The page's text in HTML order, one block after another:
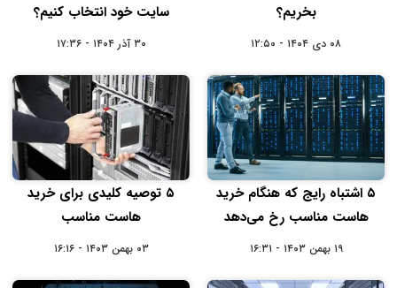
بخریم؟
۰۸ دی ۱۴۰۴ - ۱۲:۵۰
سایت خود انتخاب کنیم؟
۳۰ آذر ۱۴۰۴ - ۱۷:۳۶
۵ اشتباه رایج که هنگام خرید
هاست مناسب رخ می‌دهد
۱۹ بهمن ۱۴۰۳ - ۱۶:۳۱
۵ توصیه کلیدی برای خرید
هاست مناسب
۰۳ بهمن ۱۴۰۳ - ۱۶:۱۶